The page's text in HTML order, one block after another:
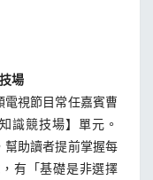
場
視節目常任嘉賓曹
識競技場】單元。
幫助讀者提前掌握每
有「基礎是非選擇